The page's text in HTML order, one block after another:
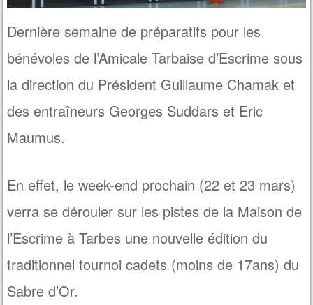
Dernière semaine de préparatifs pour les
bénévoles de l’Amicale Tarbaise d’Escrime sous
la direction du Président Guillaume Chamak et
des entraîneurs Georges Suddars et Eric
Maumus.
En effet, le week-end prochain (22 et 23 mars)
verra se dérouler sur les pistes de la Maison de
l’Escrime à Tarbes une nouvelle édition du
traditionnel tournoi cadets (moins de 17ans) du
Sabre d’Or.